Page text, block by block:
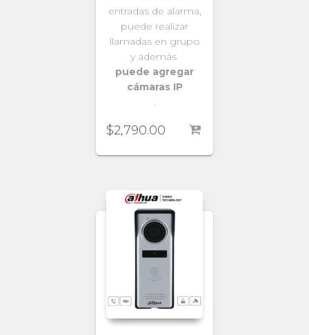
entradas de alarma,
puede realizar
llamadas en grupo
y además
puede agregar
cámaras IP
.
$2,790.00